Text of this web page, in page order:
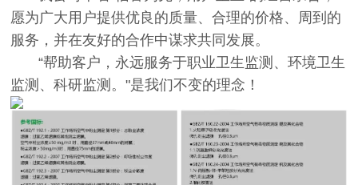
愿为广大用户提供优良的质量、合理的价格、周到的
服务，并在友好的合作中谋求共同发展。
“帮助客户，永远服务于职业卫生监测、环境卫生
监测、科研监测。"是我们不变的理念！